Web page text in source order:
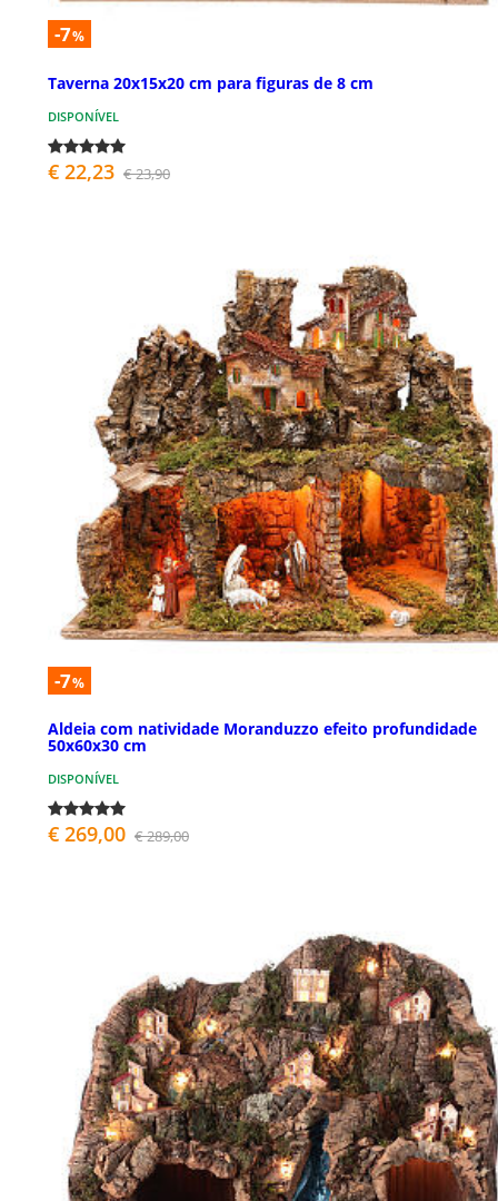
-7%
Taverna 20x15x20 cm para figuras de 8 cm
DISPONÍVEL
€ 22,23 € 23,90
-7%
Aldeia com natividade Moranduzzo efeito profundidade
50x60x30 cm
DISPONÍVEL
€ 269,00 € 289,00